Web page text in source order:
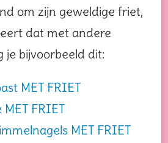
om zijn geweldige friet,
dat met andere
je bijvoorbeeld dit:
MET FRIET
FRIET
MET FRIET